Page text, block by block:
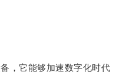
它能够加速数字化时代